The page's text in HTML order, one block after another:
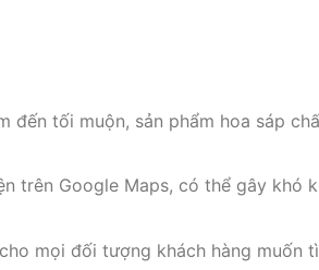
tối muộn, sản phẩm hoa sáp
trên Google Maps, có thể gây khó
mọi đối tượng khách hàng muốn